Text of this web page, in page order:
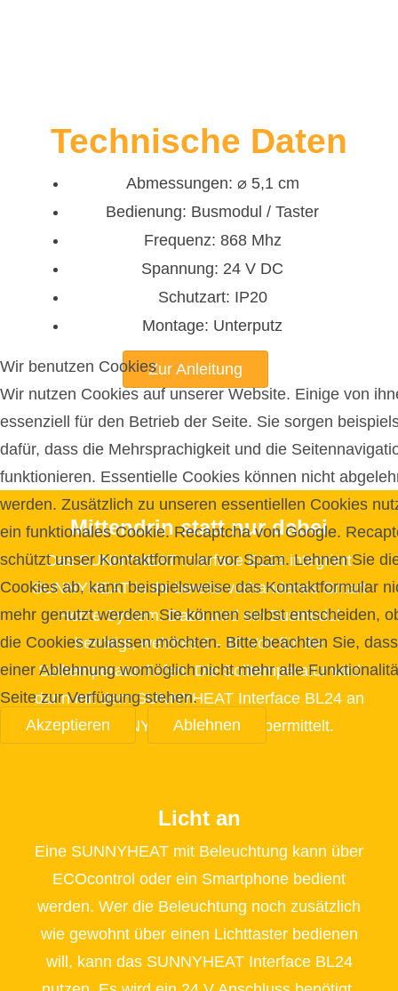
Technische Daten
Abmessungen: ⌀ 5,1 cm
Bedienung: Busmodul / Taster
Frequenz: 868 Mhz
Spannung: 24 V DC
Schutzart: IP20
Montage: Unterputz
Zur Anleitung
Mittendrin statt nur dabei
Das SUNNYHEAT Interface BL24 integriert
SUNNYHEAT in Ihr bereits vorhandenes Smart
Home System. Dazu wird ein Busmodul
benötigt, welches 0 - 10 Volt für die
Solltemperatur liefert. Die Solltemperatur wird
dann mit dem SUNNYHEAT Interface BL24 an
das SUNNYHEAT System übermittelt.
Licht an
Eine SUNNYHEAT mit Beleuchtung kann über
ECOcontrol oder ein Smartphone bedient
werden. Wer die Beleuchtung noch zusätzlich
wie gewohnt über einen Lichttaster bedienen
will, kann das SUNNYHEAT Interface BL24
Wir benutzen Cookies
Wir nutzen Cookies auf unserer Website. Einige von
essenziell für den Betrieb der Seite. Sie sorgen
dafür, dass die Mehrsprachigkeit und die
funktionieren. Essentielle Cookies können nicht
werden. Zusätzlich zu unseren essentiellen Cookies
ein funktionales Cookie. Recaptcha von Google.
schützt unser Kontaktformular vor Spam. Lehnen Sie
Cookies ab, kann beispielsweise das Kontaktformular
mehr genutzt werden. Sie können selbst entscheiden,
die Cookies zulassen möchten. Bitte beachten Sie,
einer Ablehnung womöglich nicht mehr alle
Seite zur Verfügung stehen.
Akzeptieren
Ablehnen